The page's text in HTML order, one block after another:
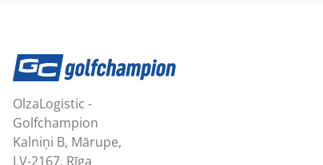
OlzaLogistic -
Golfchampion
Kalniņi B, Mārupe,
LV-2167, Rīga